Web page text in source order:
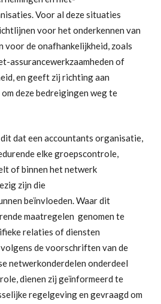
Voor al deze situaties
voor het onderkennen van
voor de onafhankelijkheid, zoals
assurancewerkzaamheden of
en geeft zij richting aan
deze bedreigingen weg te
dat een accountants organisatie,
elke groepscontrole,
of binnen het netwerk
zijn die
beïnvloeden. Waar dit
maatregelen genomen te
relaties of diensten
de voorschriften van de
netwerkonderdelen onderdeel
dienen zij geïnformeerd te
regelgeving en gevraagd om